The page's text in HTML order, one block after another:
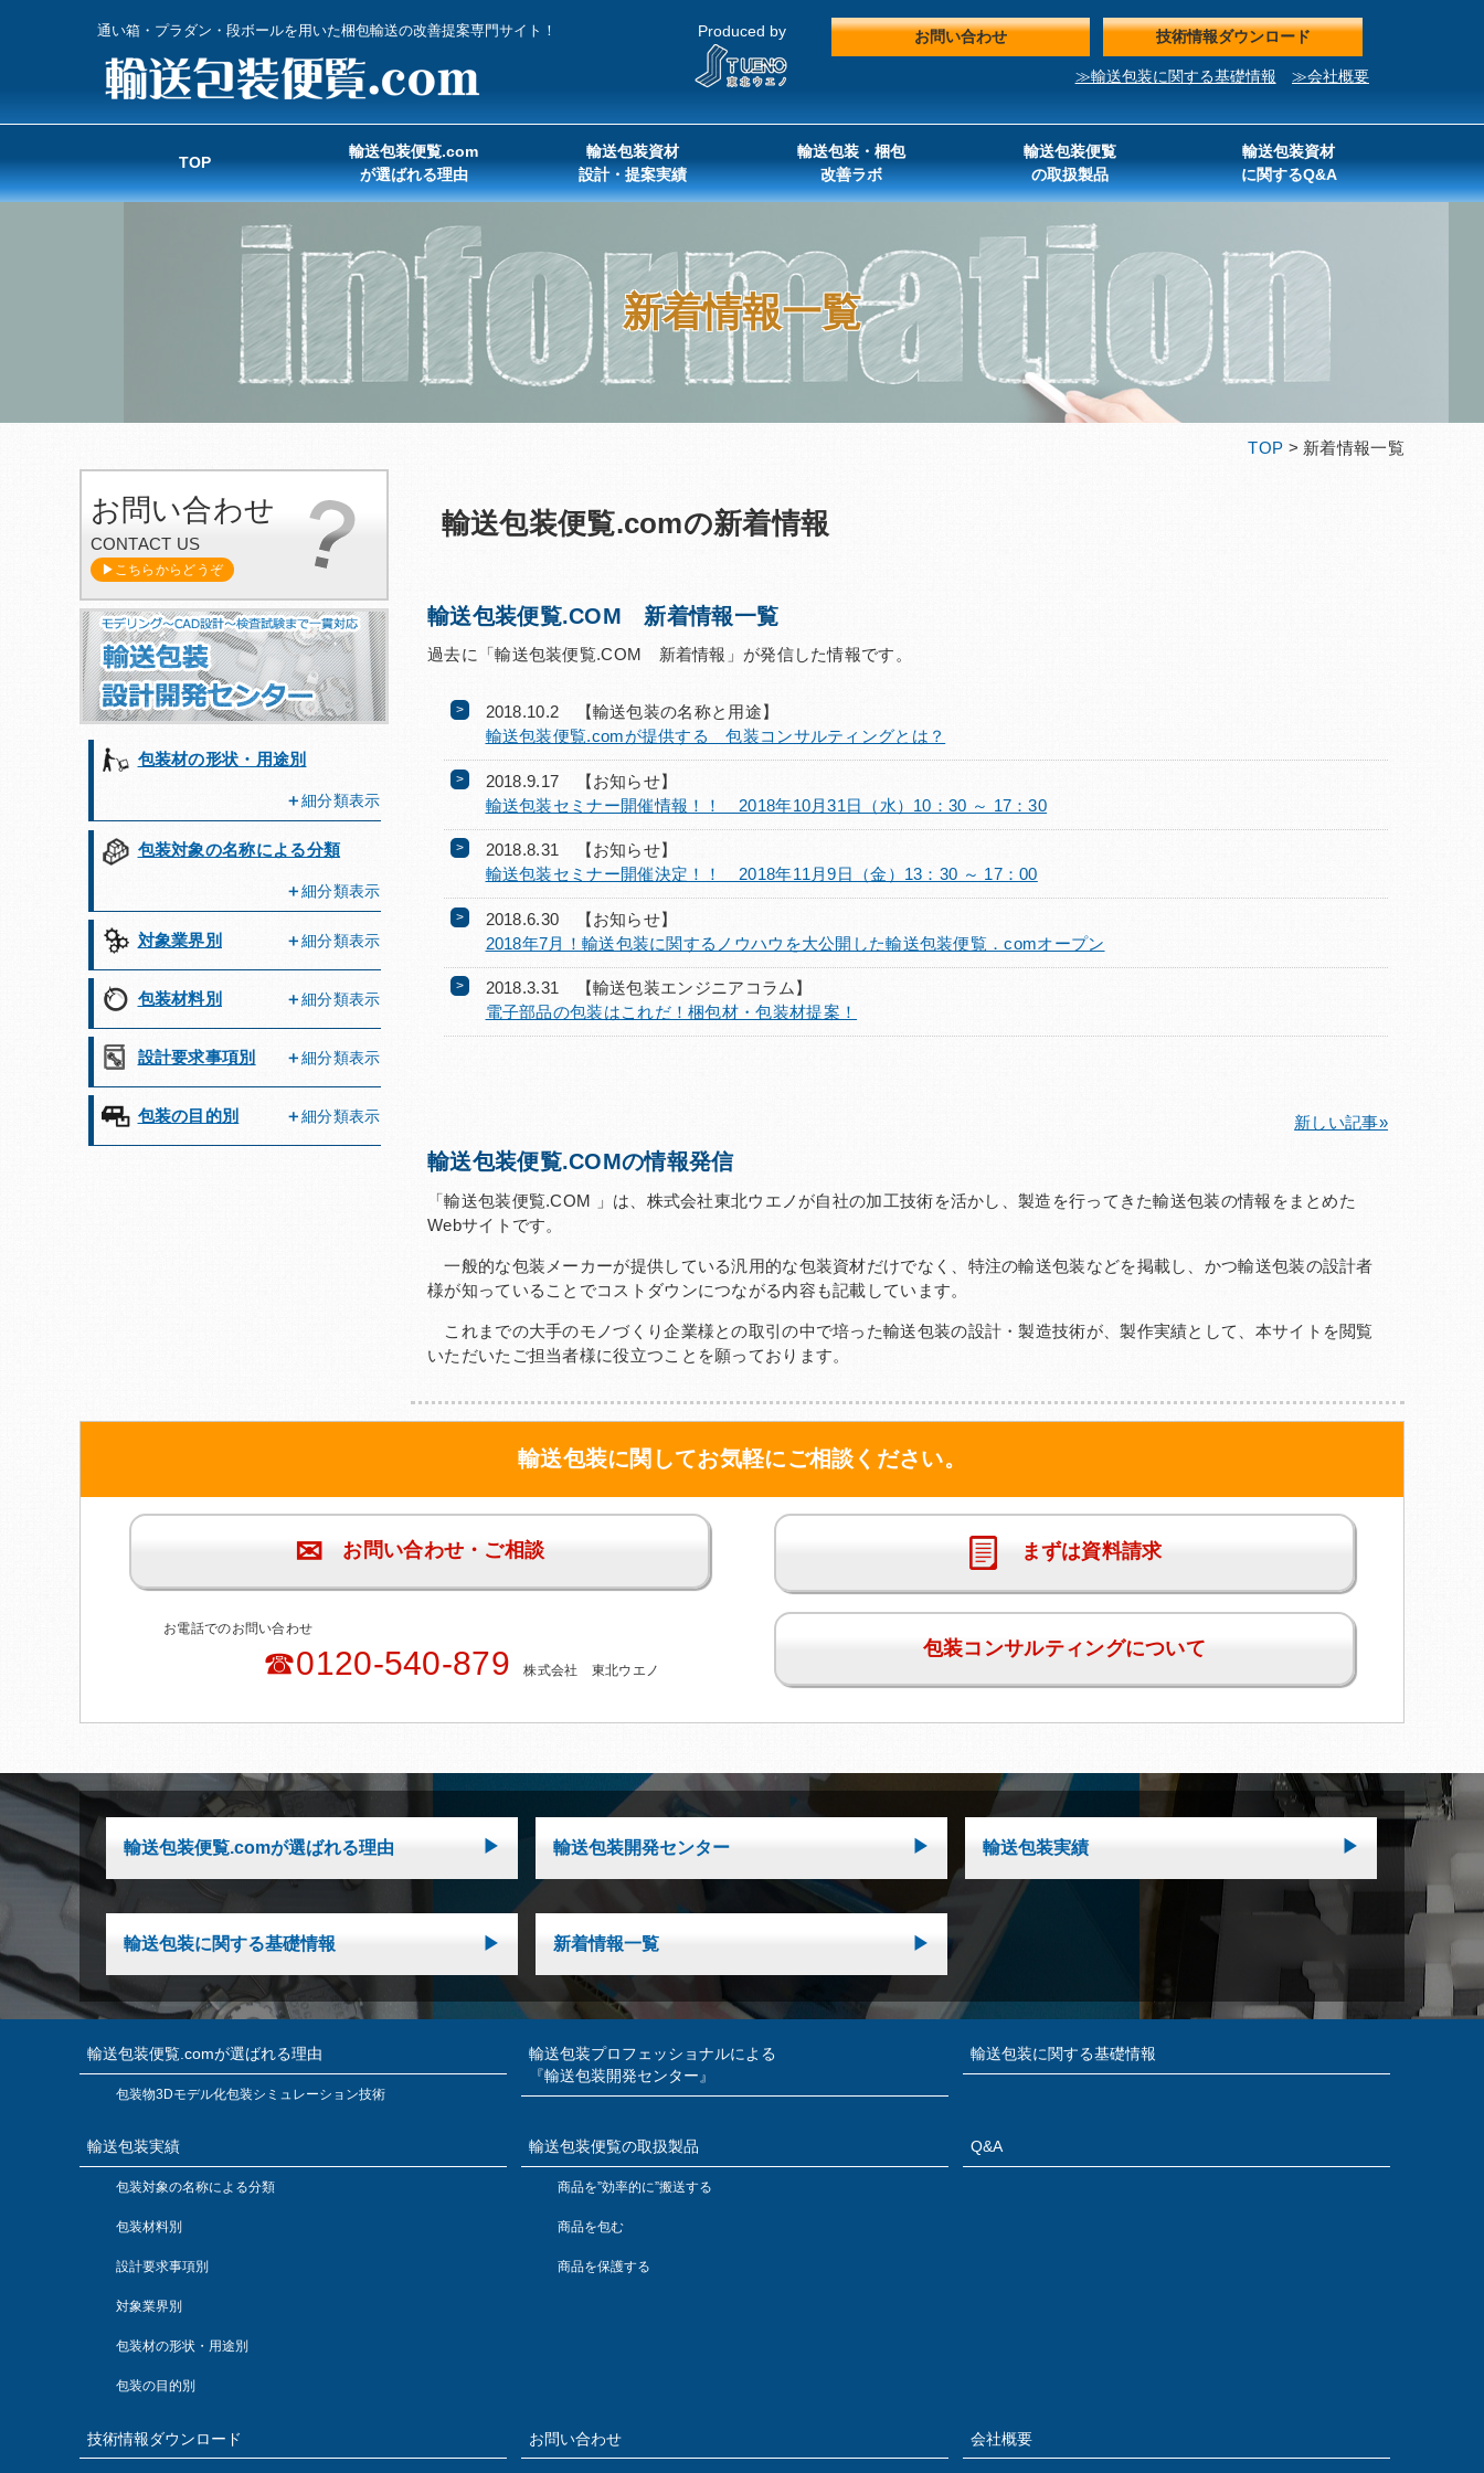
通い箱・プラダン・段ボールを用いた梱包輸送の改善提案専門サイト！ Produced by 技術情報ダウンロード
お問い合わせ
≫会社概要
≫輸送包装に関する基礎情報
TOP
輸送包装便覧.com
が選ばれる理由
輸送包装資材
設計・提案実績
輸送包装・梱包
改善ラボ
輸送包装便覧
の取扱製品
輸送包装資材
に関するQ&A
新着情報一覧
TOP > 新着情報一覧
輸送包装便覧.comの新着情報
輸送包装便覧.COM 新着情報一覧
過去に「輸送包装便覧.COM 新着情報」が発信した情報です。
2018.10.2 【輸送包装の名称と用途】
輸送包装便覧.comが提供する 包装コンサルティングとは？
2018.9.17 【お知らせ】
輸送包装セミナー開催情報！！ 2018年10月31日（水）10：30 ～ 17：30
2018.8.31 【お知らせ】
輸送包装セミナー開催決定！！ 2018年11月9日（金）13：30 ～ 17：00
2018.6.30 【お知らせ】
2018年7月！輸送包装に関するノウハウを大公開した輸送包装便覧．comオープン
2018.3.31 【輸送包装エンジニアコラム】
電子部品の包装はこれだ！梱包材・包装材提案！
新しい記事»
輸送包装便覧.COMの情報発信
「輸送包装便覧.COM 」は、株式会社東北ウエノが自社の加工技術を活かし、製造を行ってきた輸送包装の情報をまとめた
Webサイトです。
一般的な包装メーカーが提供している汎用的な包装資材だけでなく、特注の輸送包装などを掲載し、かつ輸送包装の設計者
様が知っていることでコストダウンにつながる内容も記載しています。
これまでの大手のモノづくり企業様との取引の中で培った輸送包装の設計・製造技術が、製作実績として、本サイトを閲覧
いただいたご担当者様に役立つことを願っております。
お問い合わせ
CONTACT US
▶こちらからどうぞ
包装材の形状・用途別
細分類表示
包装対象の名称による分類
細分類表示
対象業界別 細分類表示
包装材料別 細分類表示
設計要求事項別 細分類表示
包装の目的別 細分類表示
輸送包装に関してお気軽にご相談ください。
✉ お問い合わせ・ご相談 まずは資料請求
お電話でのお問い合わせ
☎0120-540-879 株式会社 東北ウエノ
包装コンサルティングについて
輸送包装便覧.comが選ばれる理由 輸送包装開発センター 輸送包装実績
輸送包装に関する基礎情報 新着情報一覧
輸送包装便覧.comが選ばれる理由
包装物3Dモデル化包装シミュレーション技術
輸送包装プロフェッショナルによる
『輸送包装開発センター』
輸送包装に関する基礎情報
輸送包装実績
包装対象の名称による分類
包装材料別
設計要求事項別
対象業界別
包装材の形状・用途別
包装の目的別
輸送包装便覧の取扱製品
商品を”効率的に”搬送する
商品を包む
商品を保護する
Q&A
技術情報ダウンロード お問い合わせ 会社概要